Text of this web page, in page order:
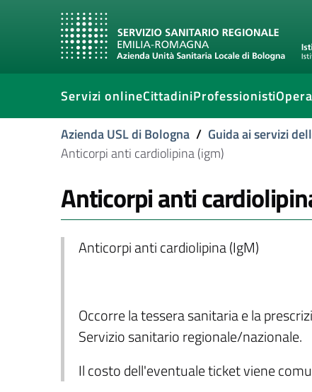
Servizi onlineCittadiniProfessionisti
Azienda USL di Bologna / Guida ai servizi
Anticorpi anti cardiolipina (igm)
Anticorpi anti
Anticorpi anti cardiolipina (IgM)
Occorre la tessera sanitaria e la
Servizio sanitario regionale/nazionale.
Il costo dell'eventuale ticket viene